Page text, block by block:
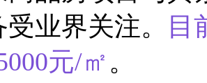
业界关注。
目
元/㎡ 。